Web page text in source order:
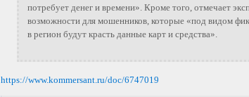
потребует денег и времени». Кроме того, отмечает
возможности для мошенников, которые «под видом
в регион будут красть данные карт и средства».
https://www.kommersant.ru/doc/6747019